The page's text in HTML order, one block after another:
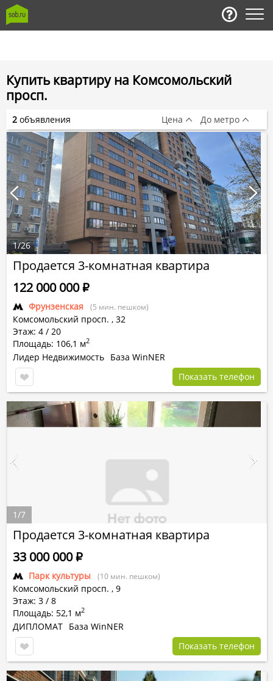
Купить квартиру на Комсомольский
просп.
Продается 3-комнатная квартира
Фрунзенская (5 мин. пешком)
Комсомольский просп. , 32
Этаж: 4 / 20
Площадь: 106,1 м2
122 000 000Р
Лидер Недвижимость База WinNER
Показать телефон
1/26
Продается 3-комнатная квартира
Парк культуры (10 мин. пешком)
Комсомольский просп. , 9
Этаж: 3 / 8
Площадь: 52,1 м2
33 000 000Р
ДИПЛОМАТ База WinNER
Показать телефон
1/7
2 объявления Цена До метро